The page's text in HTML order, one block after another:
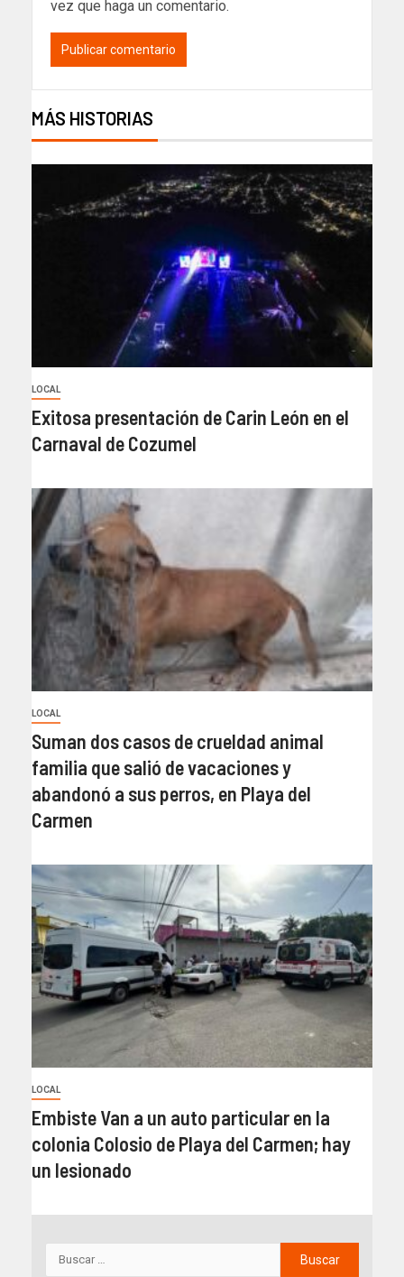
vez que haga un comentario.
MÁS HISTORIAS
LOCAL
Exitosa presentación de Carin León en el
Carnaval de Cozumel
LOCAL
Suman dos casos de crueldad animal
familia que salió de vacaciones y
abandonó a sus perros, en Playa del
Carmen
LOCAL
Embiste Van a un auto particular en la
colonia Colosio de Playa del Carmen; hay
un lesionado